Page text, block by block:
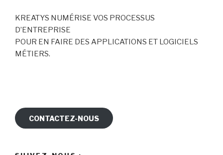
KREATYS NUMÉRISE VOS PROCESSUS
D’ENTREPRISE
POUR EN FAIRE DES APPLICATIONS ET LOGICIELS
MÉTIERS.
CONTACTEZ-NOUS